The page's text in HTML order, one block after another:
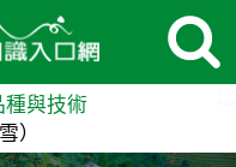
雄 3 號（
種與技術
）